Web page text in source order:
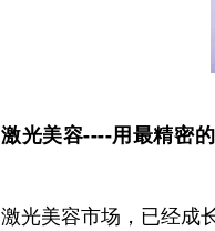
激光美容----用最精密
激光美容市场，已经成